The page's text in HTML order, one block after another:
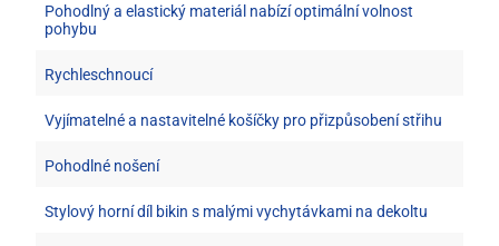
Pohodlný a elastický materiál nabízí optimální volnost
pohybu
Rychleschnoucí
Vyjímatelné a nastavitelné košíčky pro přizpůsobení střihu
Pohodlné nošení
Stylový horní díl bikin s malými vychytávkami na dekoltu